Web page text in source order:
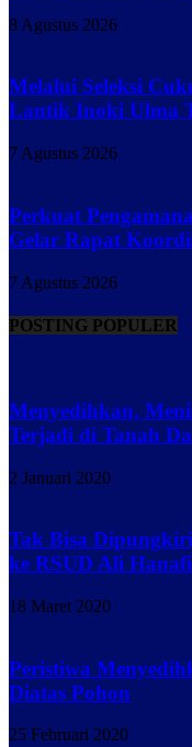
8 Agustus 2026
Melalui Seleksi
Lantik Inoki Ulma
7 Agustus 2026
Perkuat
Gelar Rapat
7 Agustus 2026
POSTING POPULER
Menyedihkan,
Terjadi di Tanah
2 Januari 2020
Tak Bisa
ke RSUD Ali
18 Maret 2020
Peristiwa
Diatas Pohon
25 Februari 2020